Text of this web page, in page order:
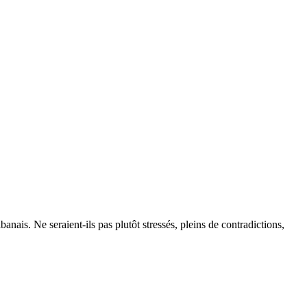
Ne seraient-ils pas plutôt stressés, pleins de contradictions,